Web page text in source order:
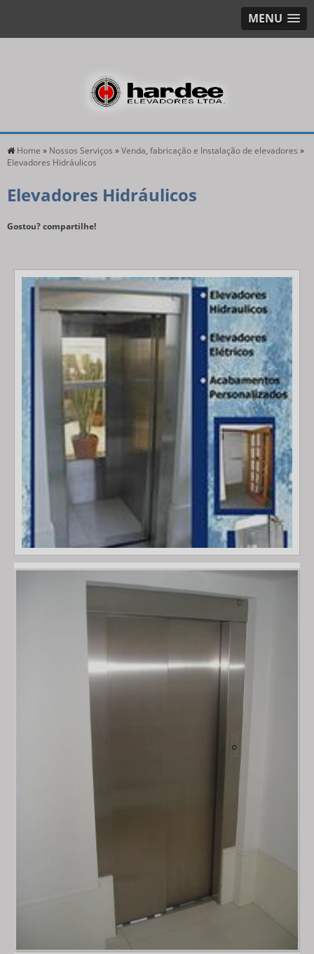
MENU
Home » Nossos Serviços »Venda, fabricação e Instalação de elevadores »
Elevadores Hidráulicos
Elevadores Hidráulicos
Gostou? compartilhe!